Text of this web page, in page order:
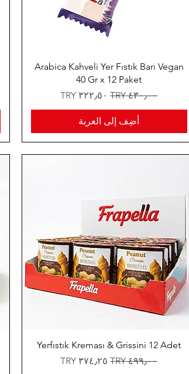
Arabica Kahveli Yer Fıstık Barı Vegan
40 Gr x 12 Paket
سعر عادي‏٤٣٠٫٠٠ TRY سعر البيع
أضِف إلى العربة
Yerfıstık Kreması & Grissini 12 Adet
سعر عادي‏٤٩٩٫٠٠ TRY سعر البيع